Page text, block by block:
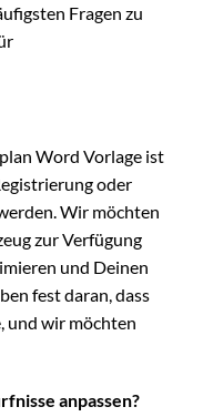
Fragen zu
Word Vorlage ist
oder
Wir möchten
zur Verfügung
und Deinen
fest daran, dass
und wir möchten
anpassen?